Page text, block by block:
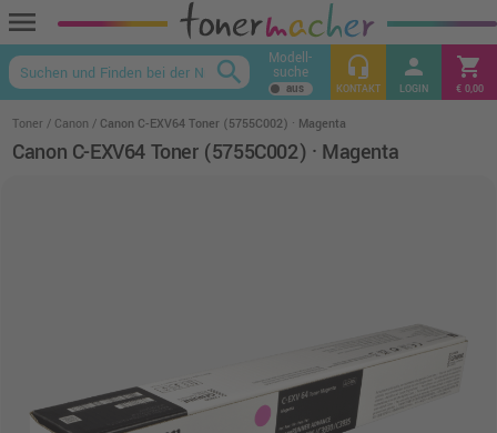
menu
keyboard_arrow_up
search Modell-
suche headset_mic
KONTAKT
person
LOGIN
shopping_cart
€ 0,00
Toner Canon Canon C-EXV64 Toner (5755C002) · Magenta
Canon C-EXV64 Toner (5755C002) · Magenta